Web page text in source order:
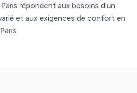
répondent aux besoins d’un
et aux exigences de confort en